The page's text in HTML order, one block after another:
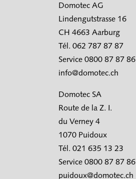
Domotec AG
Lindengutstrasse 16
CH 4663 Aarburg
Tél. 062 787 87 87
Service 0800 87 87 86
info@domotec.ch
Domotec SA
Route de la Z. I.
du Verney 4
1070 Puidoux
Tél. 021 635 13 23
Service 0800 87 87 86
puidoux@domotec.ch